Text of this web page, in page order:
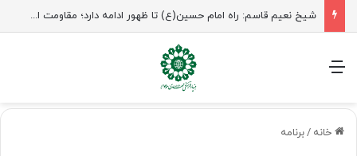
شیخ نعیم قاسم: راه امام حسین(ع) تا ظهور ادامه دارد؛ مقاومت از کربلا الهام می‌گیرد
منو
خانه /برنامه